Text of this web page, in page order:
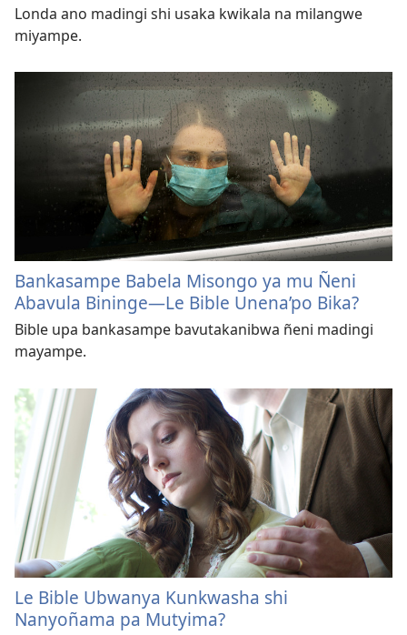
Londa ano madingi shi usaka kwikala na milangwe
miyampe.
Bankasampe Babela Misongo ya mu Ñeni
Abavula Bininge—Le Bible Unena’po Bika?
Bible upa bankasampe bavutakanibwa ñeni madingi
mayampe.
Le Bible Ubwanya Kunkwasha shi
Nanyoñama pa Mutyima?